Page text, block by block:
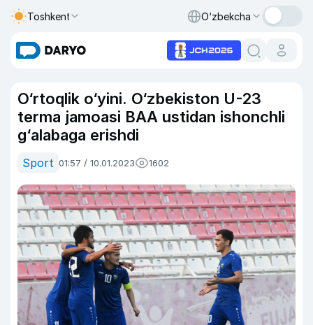
Toshkent O‘zbekcha
O‘rtoqlik o‘yini. O‘zbekiston U-23
terma jamoasi BAA ustidan ishonchli
g‘alabaga erishdi
Sport 01:57 / 10.01.2023 1602